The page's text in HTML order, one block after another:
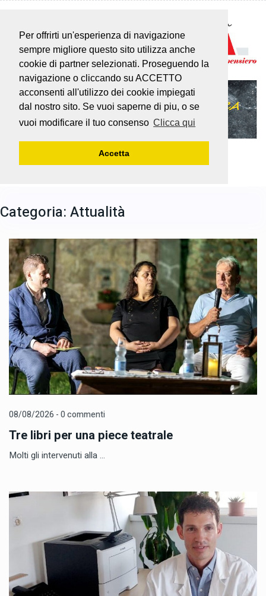
Per offrirti un'esperienza di navigazione
sempre migliore questo sito utilizza anche
cookie di partner selezionati. Proseguendo la
navigazione o cliccando su ACCETTO
acconsenti all'utilizzo dei cookie impiegati
dal nostro sito. Se vuoi saperne di piu, o se
vuoi modificare il tuo consenso Clicca qui
Accetta
Categoria: Attualità
08/08/2026 - 0 commenti
Tre libri per una piece teatrale
Molti gli intervenuti alla ...